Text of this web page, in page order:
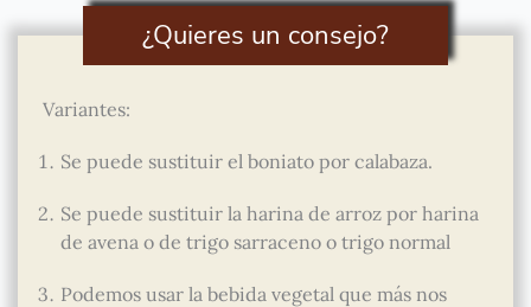
¿Quieres un consejo?
Variantes:
Se puede sustituir el boniato por calabaza.
Se puede sustituir la harina de arroz por harina
de avena o de trigo sarraceno o trigo normal
Podemos usar la bebida vegetal que más nos